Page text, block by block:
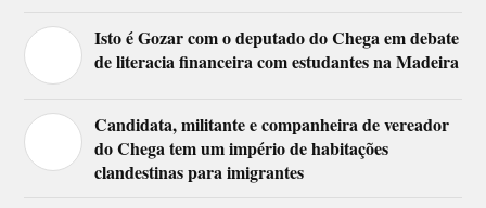
Isto é Gozar com o deputado do Chega em debate
de literacia financeira com estudantes na Madeira
Candidata, militante e companheira de vereador
do Chega tem um império de habitações
clandestinas para imigrantes